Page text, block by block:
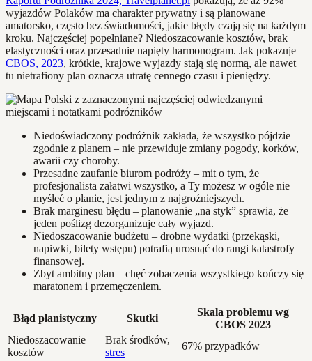
wyjazdów Polaków ma charakter prywatny i są planowane
amatorsko, często bez świadomości, jakie błędy czają się na każdym
kroku. Najczęściej popełniane? Niedoszacowanie kosztów, brak
elastyczności oraz przesadnie napięty harmonogram. Jak pokazuje
CBOS, 2023, krótkie, krajowe wyjazdy stają się normą, ale nawet
tu nietrafiony plan oznacza utratę cennego czasu i pieniędzy.
Niedoświadczony podróżnik zakłada, że wszystko pójdzie
zgodnie z planem – nie przewiduje zmiany pogody, korków,
awarii czy choroby.
Przesadne zaufanie biurom podróży – mit o tym, że
profesjonalista załatwi wszystko, a Ty możesz w ogóle nie
myśleć o planie, jest jednym z najgroźniejszych.
Brak marginesu błędu – planowanie „na styk” sprawia, że
jeden poślizg dezorganizuje cały wyjazd.
Niedoszacowanie budżetu – drobne wydatki (przekąski,
napiwki, bilety wstępu) potrafią urosnąć do rangi katastrofy
finansowej.
Zbyt ambitny plan – chęć zobaczenia wszystkiego kończy się
maratonem i przemęczeniem.
Błąd planistyczny Skutki
Skala problemu wg
CBOS 2023
Niedoszacowanie
kosztów
Brak środków,
stres
67% przypadków